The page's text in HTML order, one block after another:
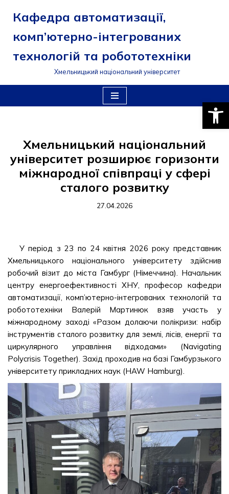
Перейти
до
вмісту
Кафедра автоматизації,
комп’ютерно-інтегрованих
технологій та робототехніки
Хмельницький національний університет
Хмельницький національний
університет розширює горизонти
міжнародної співпраці у сфері
сталого розвитку
27.04.2026
У період з 23 по 24 квітня 2026 року представник
Хмельницького національного університету здійснив
робочий візит до міста Гамбург (Німеччина). Начальник
центру енергоефективності ХНУ, професор кафедри
автоматизації, комп’ютерно-інтегрованих технологій та
робототехніки Валерій Мартинюк взяв участь у
міжнародному заході «Разом долаючи полікризи: набір
інструментів сталого розвитку для землі, лісів, енергії та
циркулярного управління відходами» (Navigating
Polycrisis Together). Захід проходив на базі Гамбурзького
університету прикладних наук (HAW Hamburg).